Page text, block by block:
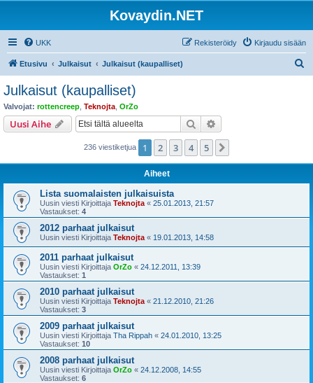
Kovaydin.NET
UKK Kirjaudu sisään
Rekisteröidy
Etusivu Julkaisut Julkaisut (kaupalliset)
Julkaisut (kaupalliset)
Valvojat: rottencreep Teknojta OrZo
Uusi Aihe Etsi
236 viestiketjua 1 2 3 4 5
Aiheet
Lista suomalaisten julkaisuista
Uusin viesti Kirjoittaja Teknojta « 25.01.2013, 21:57
Vastaukset: 4
2012 parhaat julkaisut
Uusin viesti Kirjoittaja Teknojta « 19.01.2013, 14:58
2011 parhaat julkaisut
Uusin viesti Kirjoittaja OrZo « 24.12.2011, 13:39
Vastaukset: 1
2010 parhaat julkaisut
Uusin viesti Kirjoittaja Teknojta « 21.12.2010, 21:26
Vastaukset: 3
2009 parhaat julkaisut
Uusin viesti Kirjoittaja Tha Rippah « 24.01.2010, 13:25
Vastaukset: 10
2008 parhaat julkaisut
Uusin viesti Kirjoittaja OrZo « 24.12.2008, 14:55
Vastaukset: 6